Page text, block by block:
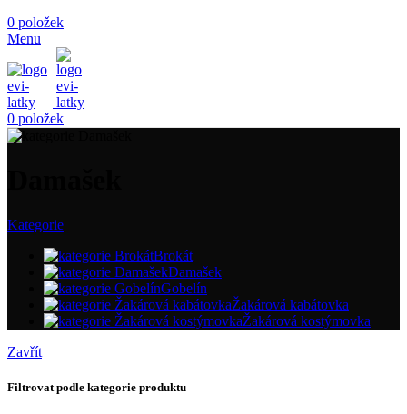
0 položek
Menu
0 položek
Kategorie
Brokát
Damašek
Gobelín
Žakárová kabátovka
Žakárová kostýmovka
Zavřít
Filtrovat podle kategorie produktu